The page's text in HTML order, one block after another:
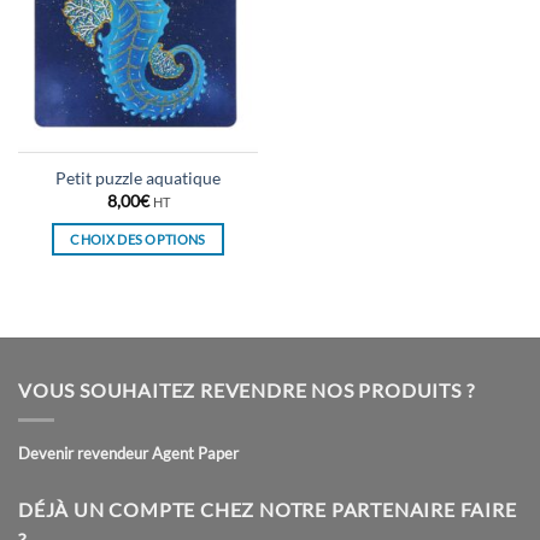
Petit puzzle aquatique
8,00€ HT
CHOIX DES OPTIONS
plusieurs
Les
peuvent
sur
VOUS SOUHAITEZ REVENDRE NOS PRODUITS ?
Devenir revendeur Agent Paper
DÉJÀ UN COMPTE CHEZ NOTRE PARTENAIRE FAIRE